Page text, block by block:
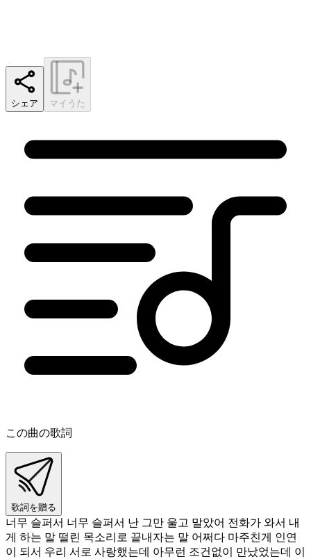
シェア マイうた
この曲の歌詞
歌詞を贈る
너무 슬퍼서 너무 슬퍼서 난 그만 울고 말았어 전화가 와서 내
게 하는 말 떨린 목소리로 끝내자는 말 어쩌다 마주친게 인연
이 되서 우리 서로 사랑했는데 아무런 조건없이 만났었는데 이